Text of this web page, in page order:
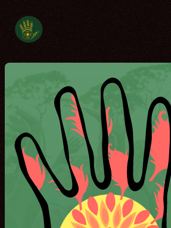
Campamentos previos
América Latina
Tanzania
Ecofeminista
Caribe
Líbano
Túnez
Contacto